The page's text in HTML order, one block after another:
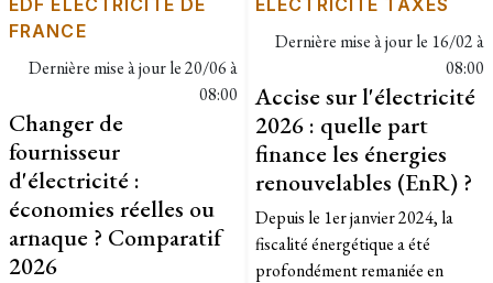
FRANCE
Dernière mise à jour le20/06 à
08:00
Changer de
fournisseur
d'électricité :
économies réelles ou
arnaque ? Comparatif
2026
Dernière mise à jour le 16/02 à
08:00
Accise sur l'électricité
2026 : quelle part
finance les énergies
renouvelables (EnR) ?
Depuis le 1er janvier 2024, la
fiscalité énergétique a été
profondément remaniée en